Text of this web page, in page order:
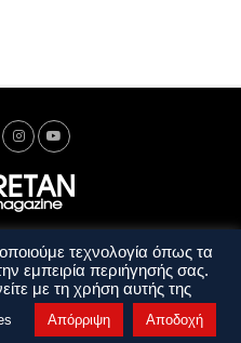
Όροι Χρήσης
τεχνολογία όπως τα
εμπειρία περιήγησής σας.
με τη χρήση αυτής της
Απόρριψη Αποδοχή